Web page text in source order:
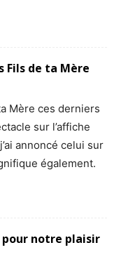
Fils de ta Mère
Mère ces derniers
sur l’affiche
annoncé celui sur
également.
notre plaisir